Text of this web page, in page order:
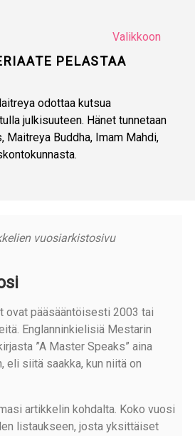
Valikkoon
PELASTAA
odottaa kutsua
julkisuuteen. Hänet tunnetaan
Maitreya Buddha, Imam Mahdi,
vuosiarkistosivu
ovat pääsääntöisesti 2003 tai
Englanninkielisiä Mestarin
”A Master Speaks” aina
eli siitä saakka, kun niitä on
artikkelin kohdalta. Koko vuosi
listaukseen, josta yksittäiset